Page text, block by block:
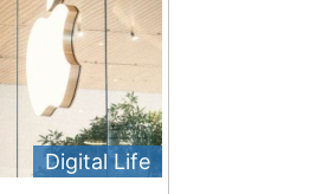
Digital Life